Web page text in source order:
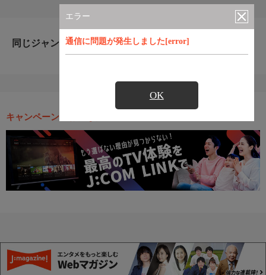
エラー
通信に問題が発生しました[error]
OK
同じジャンルのおすすめ番組
キャンペーン・お得な情報